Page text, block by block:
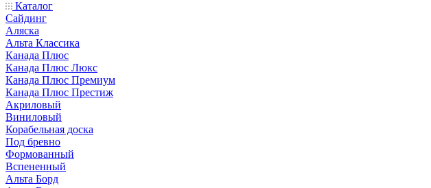
Каталог
Сайдинг
Аляска
Альта Классика
Канада Плюс
Канада Плюс Люкс
Канада Плюс Премиум
Канада Плюс Престиж
Акриловый
Виниловый
Корабельная доска
Под бревно
Формованный
Вспененный
Альта Борд